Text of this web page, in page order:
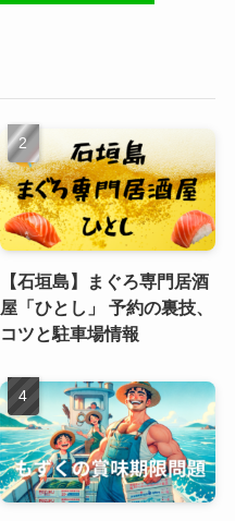
【石垣島】まぐろ専門居酒
屋「ひとし」 予約の裏技、
コツと駐車場情報